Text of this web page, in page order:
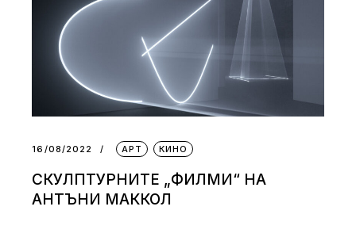
16/08/2022 АРТ КИНО
СКУЛПТУРНИТЕ „ФИЛМИ“ НА
АНТЪНИ МАККОЛ